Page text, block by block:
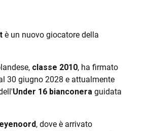
è un nuovo giocatore della
classe 2010, ha firmato
30 giugno 2028 e attualmente
Under 16 bianconera guidata
, dove è arrivato